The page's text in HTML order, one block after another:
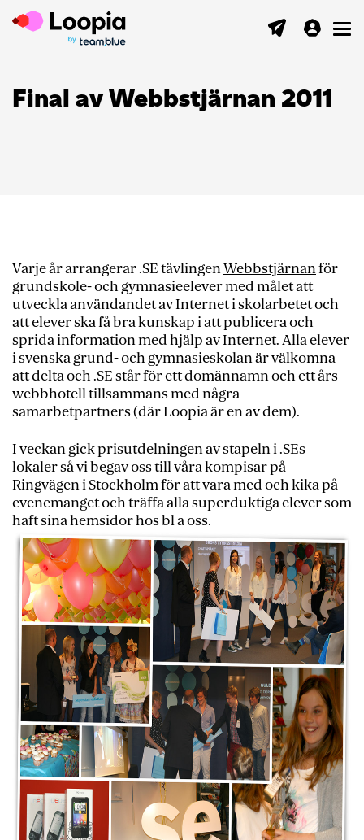
Final av Webbstjärnan 2011
Varje år arrangerar .SE tävlingenWebbstjärnanför
grundskole- och gymnasieelever med målet att
utveckla användandet av Internet i skolarbetet och
att elever ska få bra kunskap i att publicera och
sprida information med hjälp av Internet. Alla elever
i svenska grund- och gymnasieskolan är välkomna
att delta och .SE står för ett domännamn och ett års
webbhotell tillsammans med några
samarbetpartners (där Loopia är en av dem).
I veckan gick prisutdelningen av stapeln i .SEs
lokaler så vi begav oss till våra kompisar på
Ringvägen i Stockholm för att vara med och kika på
evenemanget och träffa alla superduktiga elever som
haft sina hemsidor hos bl a oss.